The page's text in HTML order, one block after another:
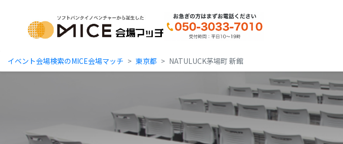
MICE Platform
イベント会場検索のMICE会場マッチ 東京都 NATULUCK茅場町 新館